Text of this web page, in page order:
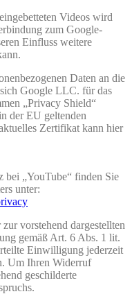
Videos wird
zum Google-
Einfluss weitere
Daten an die
Google LLC. für das
„Privacy Shield“
der EU geltenden
Zertifikat kann hier
bei „YouTube“ finden Sie
unter:
vorstehend dargestellten
gemäß Art. 6 Abs. 1 lit.
Einwilligung jederzeit
Um Ihren Widerruf
geschilderte